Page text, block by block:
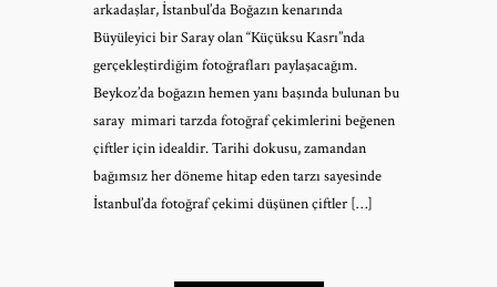
arkadaşlar, İstanbul’da Boğazın kenarında
Büyüleyici bir Saray olan “Küçüksu Kasrı”nda
gerçekleştirdiğim fotoğrafları paylaşacağım.
Beykoz’da boğazın hemen yanı başında bulunan bu
saray mimari tarzda fotoğraf çekimlerini beğenen
çiftler için idealdir. Tarihi dokusu, zamandan
bağımsız her döneme hitap eden tarzı sayesinde
İstanbul’da fotoğraf çekimi düşünen çiftler […]